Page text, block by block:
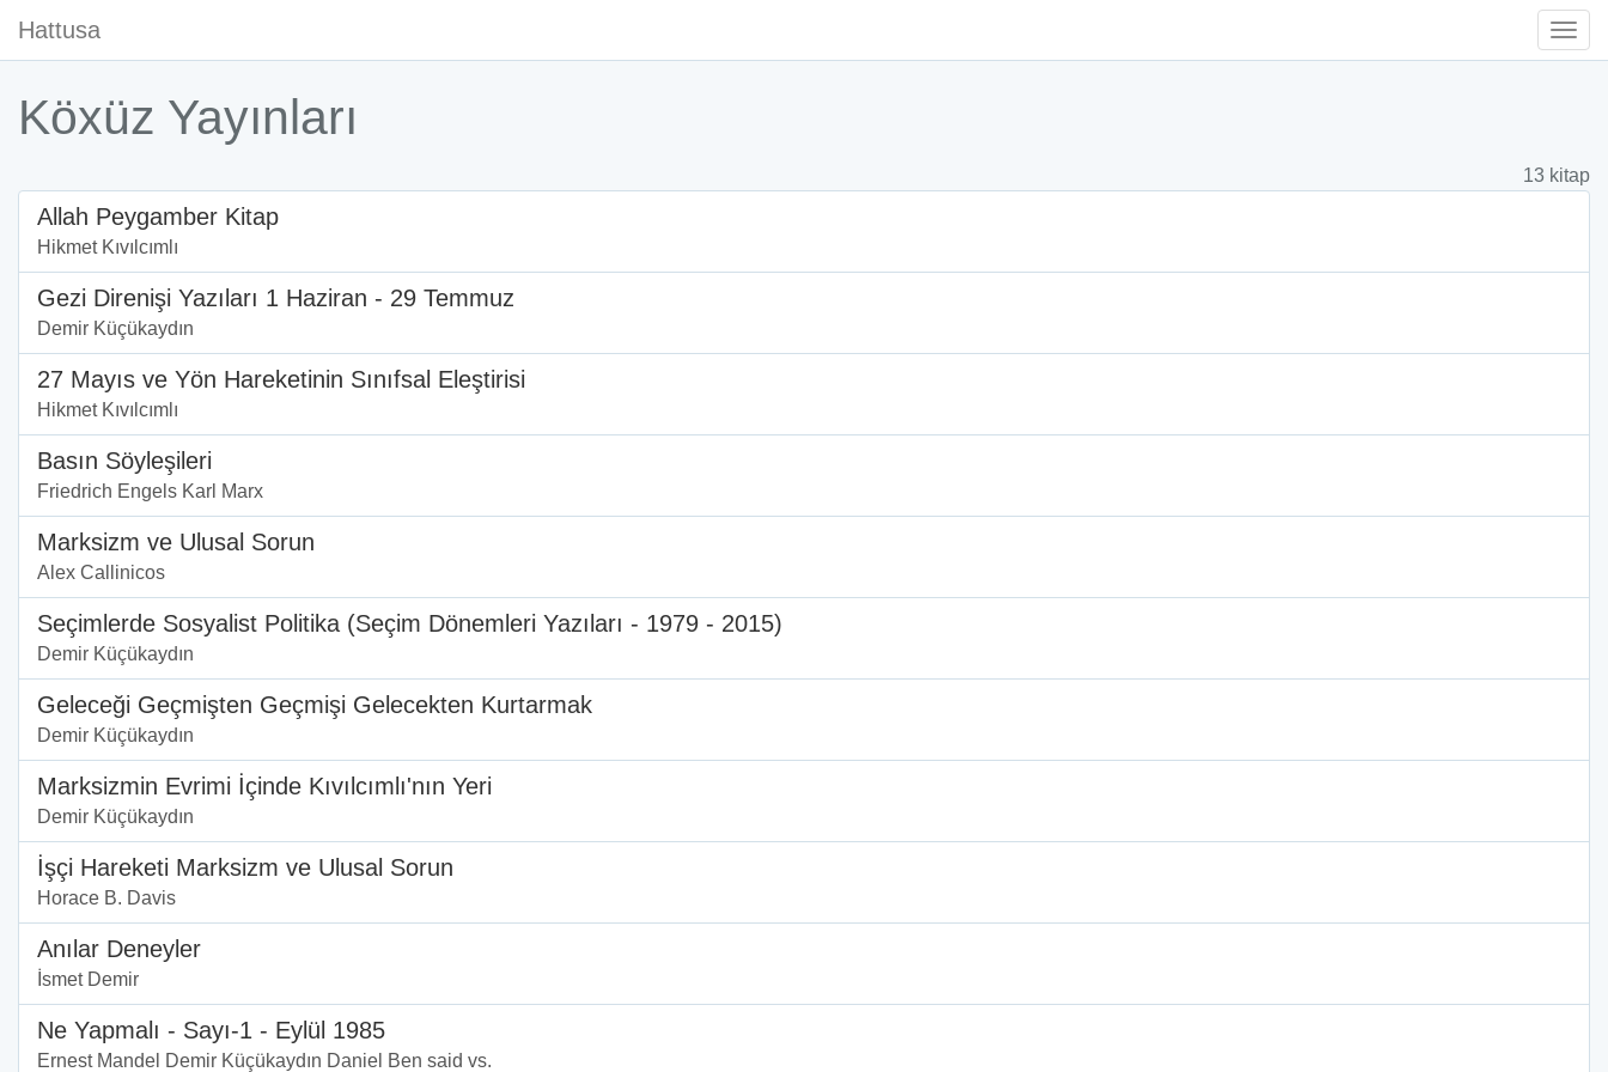
Hattusa
Köxüz Yayınları
13 kitap
Allah Peygamber Kitap
Hikmet Kıvılcımlı
Gezi Direnişi Yazıları 1 Haziran - 29 Temmuz
Demir Küçükaydın
27 Mayıs ve Yön Hareketinin Sınıfsal Eleştirisi
Hikmet Kıvılcımlı
Basın Söyleşileri
Friedrich Engels Karl Marx
Marksizm ve Ulusal Sorun
Alex Callinicos
Seçimlerde Sosyalist Politika (Seçim Dönemleri Yazıları - 1979 - 2015)
Demir Küçükaydın
Geleceği Geçmişten Geçmişi Gelecekten Kurtarmak
Demir Küçükaydın
Marksizmin Evrimi İçinde Kıvılcımlı'nın Yeri
Demir Küçükaydın
İşçi Hareketi Marksizm ve Ulusal Sorun
Horace B. Davis
Anılar Deneyler
İsmet Demir
Ne Yapmalı - Sayı-1 - Eylül 1985
Ernest Mandel Demir Küçükaydın Daniel Ben said vs.